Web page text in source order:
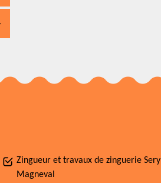
Zingueur et travaux de zinguerie Sery
Magneval